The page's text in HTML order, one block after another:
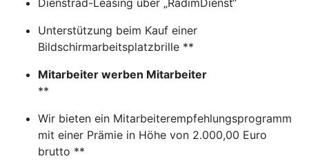
Dienstrad-Leasing über „RadimDienst“
Unterstützung beim Kauf einer
Bildschirmarbeitsplatzbrille **
Mitarbeiter werben Mitarbeiter
**
Wir bieten ein Mitarbeiterempfehlungsprogramm
mit einer Prämie in Höhe von 2.000,00 Euro
brutto **